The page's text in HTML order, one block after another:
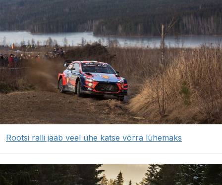
Rootsi ralli jääb veel ühe katse võrra lühemaks